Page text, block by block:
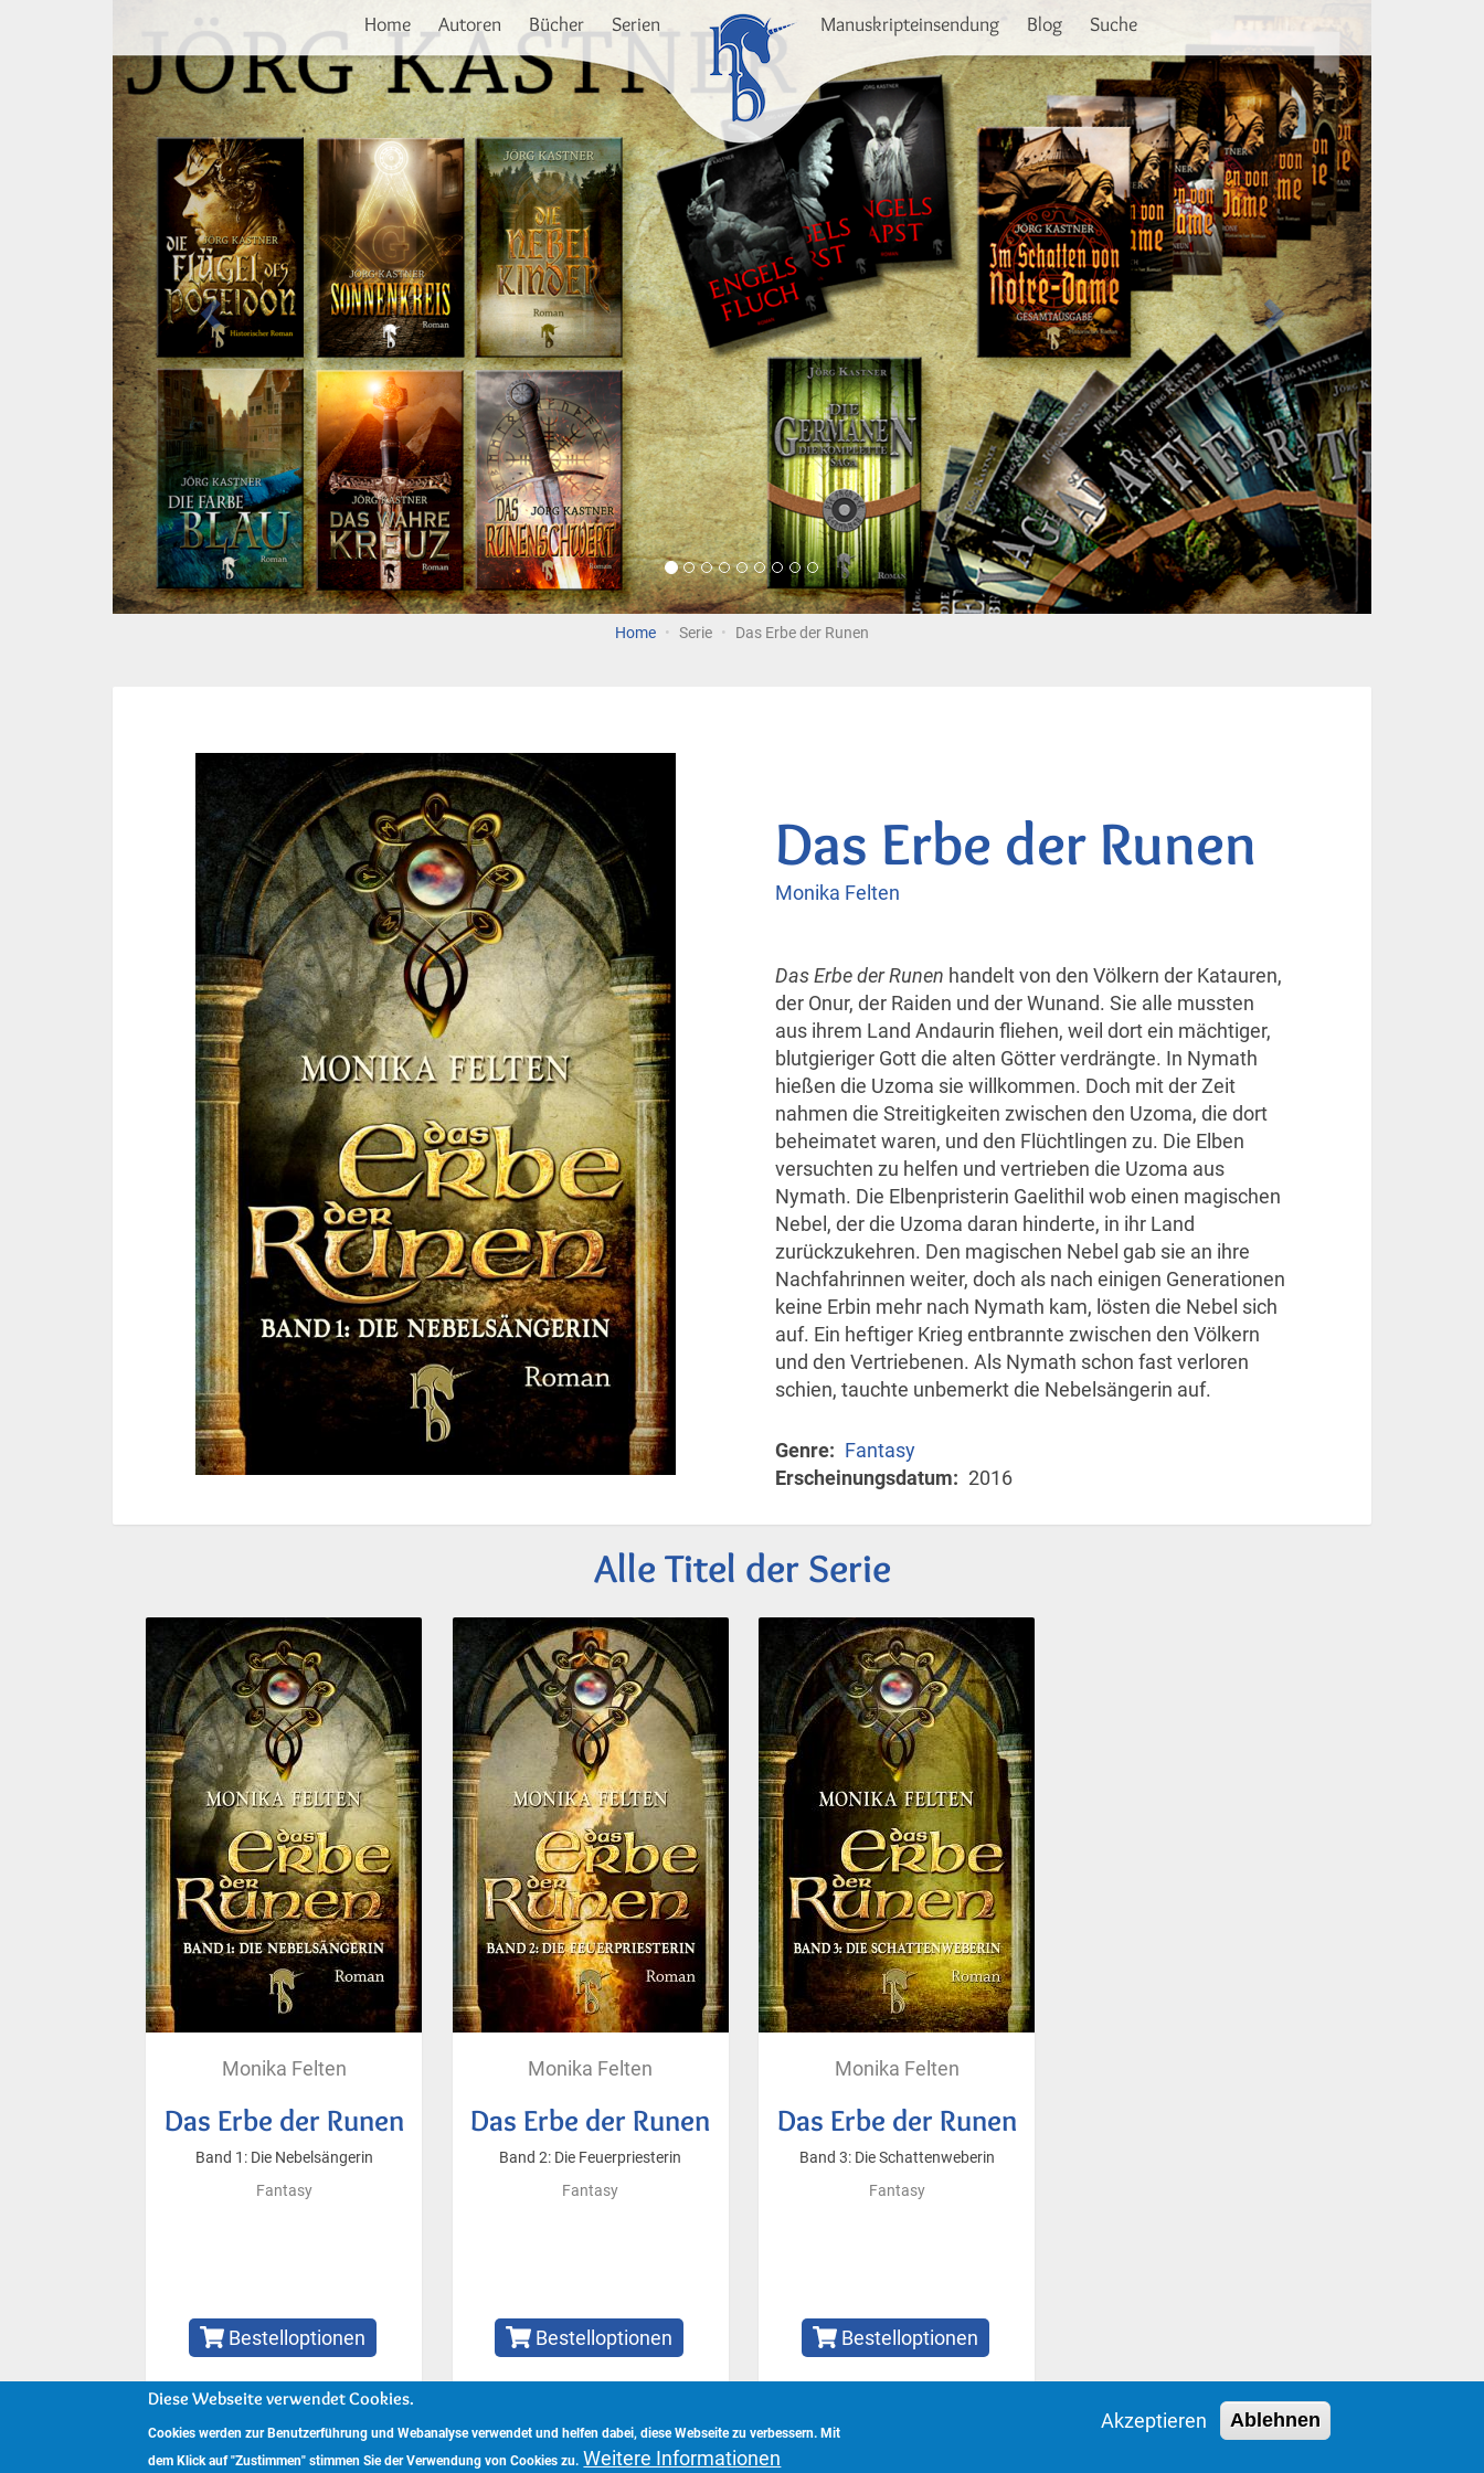
Home Autoren Bücher Serien Manuskripteinsendung Blog Suche Weiter
Home Serie Das Erbe der Runen
Das Erbe der Runen
Monika Felten
Das Erbe der Runen handelt von den Völkern der Katauren,
der Onur, der Raiden und der Wunand. Sie alle mussten
aus ihrem Land Andaurin fliehen, weil dort ein mächtiger,
blutgieriger Gott die alten Götter verdrängte. In Nymath
hießen die Uzoma sie willkommen. Doch mit der Zeit
nahmen die Streitigkeiten zwischen den Uzoma, die dort
beheimatet waren, und den Flüchtlingen zu. Die Elben
versuchten zu helfen und vertrieben die Uzoma aus
Nymath. Die Elbenpristerin Gaelithil wob einen magischen
Nebel, der die Uzoma daran hinderte, in ihr Land
zurückzukehren. Den magischen Nebel gab sie an ihre
Nachfahrinnen weiter, doch als nach einigen Generationen
keine Erbin mehr nach Nymath kam, lösten die Nebel sich
auf. Ein heftiger Krieg entbrannte zwischen den Völkern
und den Vertriebenen. Als Nymath schon fast verloren
schien, tauchte unbemerkt die Nebelsängerin auf.
Genre
Fantasy
Erscheinungsdatum
2016
Alle Titel der Serie
Monika Felten
Das Erbe der Runen
Band 1: Die Nebelsängerin
Fantasy
Bestelloptionen
Monika Felten
Das Erbe der Runen
Band 2: Die Feuerpriesterin
Fantasy
Bestelloptionen
Monika Felten
Das Erbe der Runen
Band 3: Die Schattenweberin
Fantasy
Bestelloptionen
Copyright © 2024 www.hockebooks.de – Alle Rechte vorbehalten.
Diese Webseite verwendet Cookies.
Cookies werden zur Benutzerführung und Webanalyse verwendet und helfen dabei, diese Webseite zu verbessern. Mit
dem Klick auf "Zustimmen" stimmen Sie der Verwendung von Cookies zu. Weitere Informationen
Akzeptieren Ablehnen